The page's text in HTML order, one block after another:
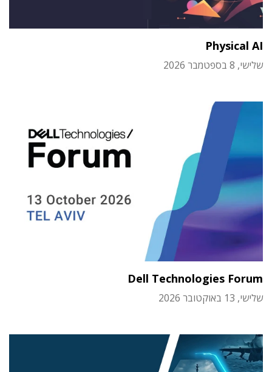
Physical AI
שלישי, 8 בספטמבר 2026
Dell Technologies Forum
שלישי, 13 באוקטובר 2026